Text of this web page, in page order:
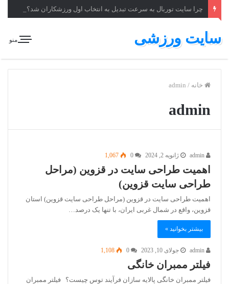
چرا سایت توربال به ‌سرعت تبدیل به انتخاب اول ورزشکاران شد؟
منو سایت ورزشی
خانه /
admin
admin
ژانویه 2, 2024 1,067
اهمیت طراحی سایت در قزوین (مراحل
طراحی سایت قزوین)
اهمیت طراحی سایت در قزوین (مراحل طراحی سایت قزوین) استان
قزوین، واقع در شمال غربی ایران، با تنها یک درصد…
بیشتر بخوانید »
جولای 10, 2023 1,108
فیلتر ممبران خانگی
فیلتر ممبران خانگی پالایه سازان فرآیند توس چیست؟ فیلتر ممبران